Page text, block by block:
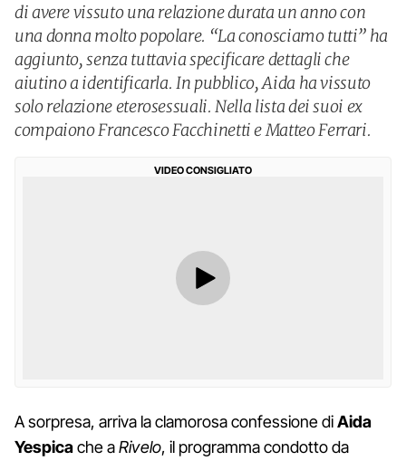
di avere vissuto una relazione durata un anno con
una donna molto popolare. “La conosciamo tutti” ha
aggiunto, senza tuttavia specificare dettagli che
aiutino a identificarla. In pubblico, Aida ha vissuto
solo relazione eterosessuali. Nella lista dei suoi ex
compaiono Francesco Facchinetti e Matteo Ferrari.
VIDEO CONSIGLIATO
A sorpresa, arriva la clamorosa confessione diAida
Yespicache aRivelo, il programma condotto da